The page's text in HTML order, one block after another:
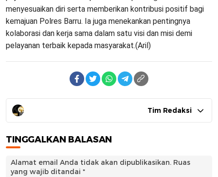
menyesuaikan diri serta memberikan kontribusi positif bagi
kemajuan Polres Barru. Ia juga menekankan pentingnya
kolaborasi dan kerja sama dalam satu visi dan misi demi
pelayanan terbaik kepada masyarakat.(Aril)
Tim Redaksi
TINGGALKAN BALASAN
Alamat email Anda tidak akan dipublikasikan. Ruas
yang wajib ditandai *